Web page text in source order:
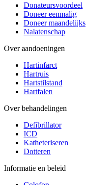
Donateursvoordeel
Doneer eenmalig
Doneer maandelijks
Nalatenschap
Over aandoeningen
Hartinfarct
Hartruis
Hartstilstand
Hartfalen
Over behandelingen
Defibrillator
ICD
Katheteriseren
Dotteren
Informatie en beleid